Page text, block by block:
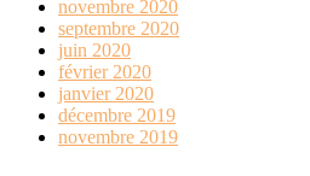
novembre 2020
septembre 2020
juin 2020
février 2020
janvier 2020
décembre 2019
novembre 2019